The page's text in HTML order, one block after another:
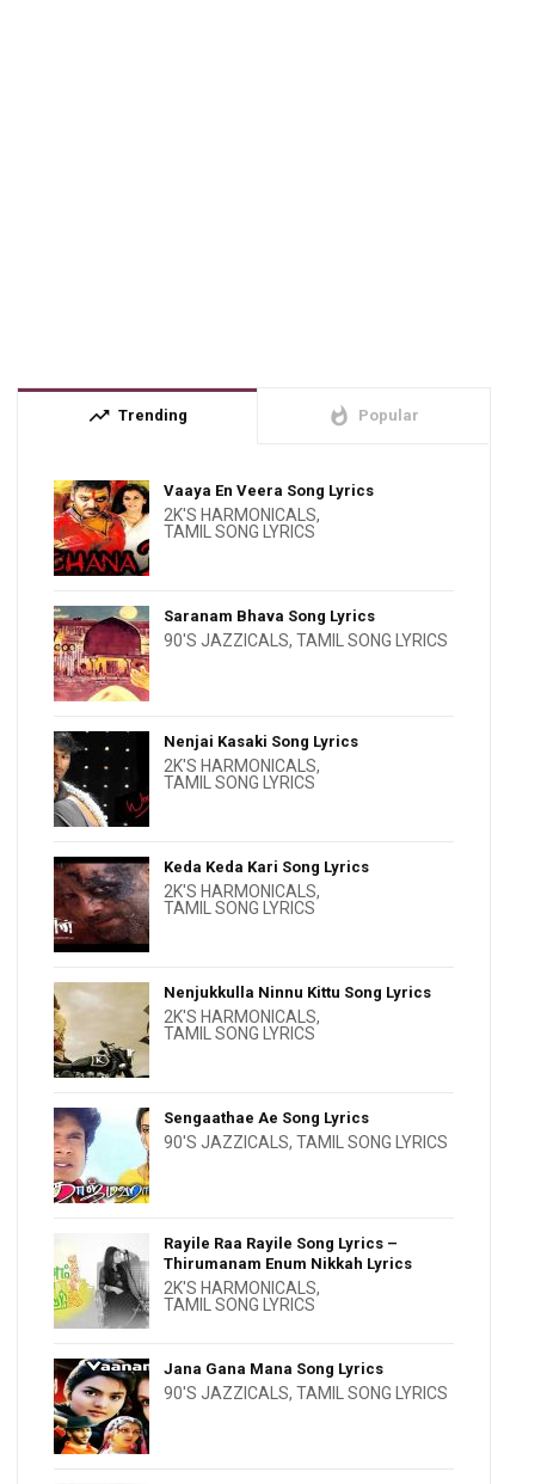
trending_up Trending whatshot Popular
Vaaya En Veera Song Lyrics
2K'S HARMONICALS,
TAMIL SONG LYRICS
Saranam Bhava Song Lyrics
90'S JAZZICALS,TAMIL SONG LYRICS
Nenjai Kasaki Song Lyrics
2K'S HARMONICALS,
TAMIL SONG LYRICS
Keda Keda Kari Song Lyrics
2K'S HARMONICALS,
TAMIL SONG LYRICS
Nenjukkulla Ninnu Kittu Song Lyrics
2K'S HARMONICALS,
TAMIL SONG LYRICS
Sengaathae Ae Song Lyrics
90'S JAZZICALS,TAMIL SONG LYRICS
Rayile Raa Rayile Song Lyrics –
Thirumanam Enum Nikkah Lyrics
2K'S HARMONICALS,
TAMIL SONG LYRICS
Jana Gana Mana Song Lyrics
90'S JAZZICALS,TAMIL SONG LYRICS